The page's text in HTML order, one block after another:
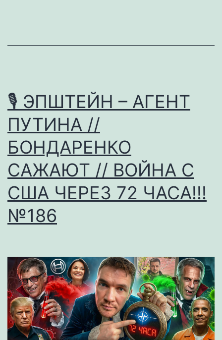
телеграм
//
№187
🎙 ЭПШТЕЙН – АГЕНТ
ПУТИНА //
БОНДАРЕНКО
САЖАЮТ // ВОЙНА С
США ЧЕРЕЗ 72 ЧАСА!!!
№186